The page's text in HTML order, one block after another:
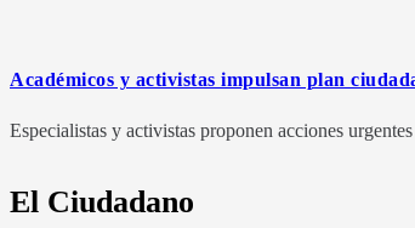
Académicos y activistas impulsan plan
Especialistas y activistas proponen acciones
El Ciudadano